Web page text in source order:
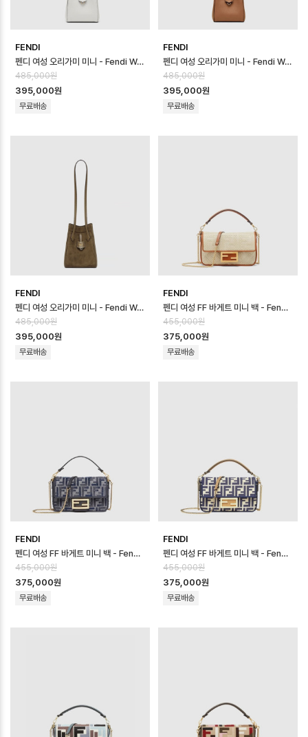
FENDI
펜디 여성 오리가미 미니 - Fendi Womens Origami Mini - feb170…
485,000원
395,000원
무료배송
FENDI
펜디 여성 오리가미 미니 - Fendi Womens Origami Mini - feb170…
485,000원
395,000원
무료배송
FENDI
펜디 여성 오리가미 미니 - Fendi Womens Origami Mini - feb170…
485,000원
395,000원
무료배송
FENDI
펜디 여성 FF 바게트 미니 백 - Fendi Womens FF Baguette Mini …
455,000원
375,000원
무료배송
FENDI
펜디 여성 FF 바게트 미니 백 - Fendi Womens FF Baguette Mini …
455,000원
375,000원
무료배송
FENDI
펜디 여성 FF 바게트 미니 백 - Fendi Womens FF Baguette Mini …
455,000원
375,000원
무료배송